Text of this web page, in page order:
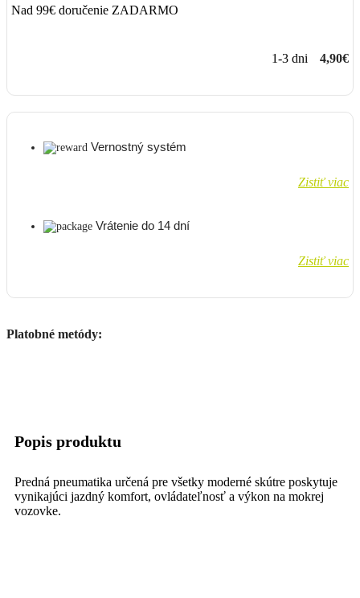
Nad 99€ doručenie ZADARMO
1-3 dni 4,90€
Vernostný systém
Zistiť viac
Vrátenie do 14 dní
Zistiť viac
Platobné metódy:
Popis produktu
Predná pneumatika určená pre všetky moderné skútre poskytuje
vynikajúci jazdný komfort, ovládateľnosť a výkon na mokrej
vozovke.